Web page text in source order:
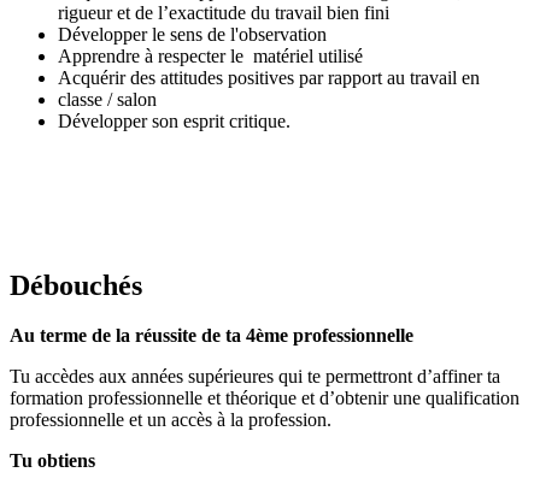
rigueur et de l’exactitude du travail bien fini
Développer le sens de l'observation
Apprendre à respecter le matériel utilisé
Acquérir des attitudes positives par rapport au travail en
classe / salon
Développer son esprit critique.
Débouchés
Au terme de la réussite de ta 4ème professionnelle
Tu accèdes aux années supérieures qui te permettront d’affiner ta
formation professionnelle et théorique et d’obtenir une qualification
professionnelle et un accès à la profession.
Tu obtiens